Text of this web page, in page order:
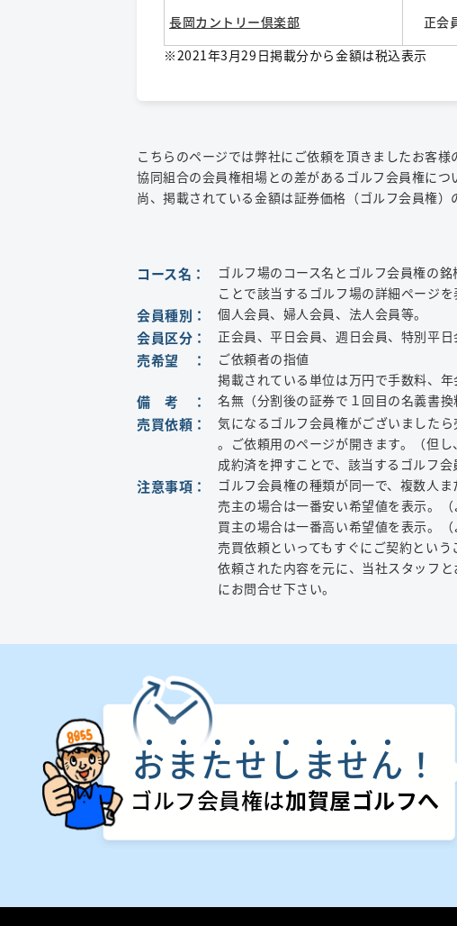
長岡カントリー倶楽部 正会
※2021年3月29日掲載分から金額は税込表示
こちらのページでは弊社にご依頼を頂きましたお客
協同組合の会員権相場との差があるゴルフ会員権につ
尚、掲載されている金額は証券価格（ゴルフ会員権）
コース名：
ゴルフ場のコース名とゴルフ会員権の
ことで該当するゴルフ場の詳細ページを
会員種別： 個人会員、婦人会員、法人会員等。
会員区分： 正会員、平日会員、週日会員、特別平日
売希望 ：
ご依頼者の指値
掲載されている単位は万円で手数料、
備 考 ： 名無（分割後の証券で１回目の名義書
売買依頼：
気になるゴルフ会員権がございました
。ご依頼用のページが開きます。（但
成約済を押すことで、該当するゴルフ会
注意事項：
ゴルフ会員権の種類が同一で、複数人
売主の場合は一番安い希望値を表示。（
買主の場合は一番高い希望値を表示。（
売買依頼といってもすぐにご契約とい
依頼された内容を元に、当社スタッフ
にお問合せ下さい。
おまたせ し ません ！
ゴルフ会員権は加賀屋ゴルフへ